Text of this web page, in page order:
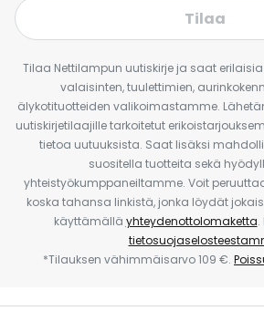
Tilaa
Tilaa Nettilampun uutiskirje ja saat
valaisinten, tuulettimien,
älykotituotteiden valikoimastamme.
uutiskirjetilaajille tarkoitetut
tietoa uutuuksista. Saat lisäksi
suositella tuotteita sekä
yhteistyökumppaneiltamme. Voit
koska tahansa linkistä, jonka löydät
käyttämällä yhteydenottolomaketta
*Tilauksen vähimmäisarvo 109 €.